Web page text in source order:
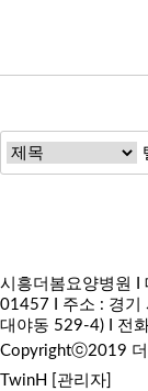
시흥더봄요양병원 I
01457 I 주소 : 경기
대야동 529-4) I 전
Copyrightⓒ2019 더
TwinH
[관리자]